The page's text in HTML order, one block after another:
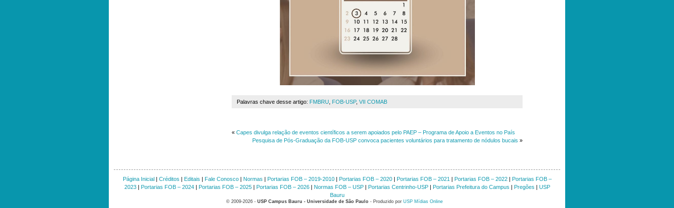
Palavras chave desse artigo: FMBRU FOB-USP, VII COMAB
« Capes divulga relação de eventos científicos a serem apoiados pelo PAEP – Programa de Apoio a Eventos no País
Pesquisa de Pós-Graduação da FOB-USP convoca pacientes voluntários para tratamento de nódulos bucais »
Página Inicial| Créditos | Editais | Fale Conosco| Normas | Portarias FOB – 2019-2010| Portarias FOB – 2020| Portarias FOB – 2021 | Portarias FOB – 2022| Portarias FOB –
2023| Portarias FOB – 2024| Portarias FOB – 2025| Portarias FOB – 2026| Normas FOB – USP| Portarias Centrinho-USP| Portarias Prefeitura do Campus | Pregões | USP
Bauru
© 2009-2026 - USP Campus Bauru - Universidade de São Paulo - Produzido por USP Mídias Online